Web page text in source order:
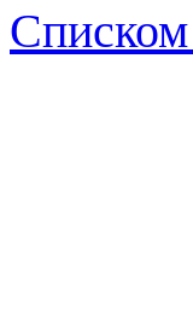
Списком